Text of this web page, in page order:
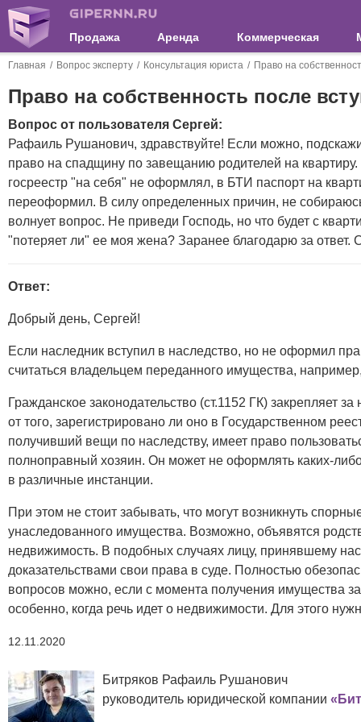
Продажа Аренда Коммерческая
Главная Вопрос эксперту Консультация юриста Право на
Право на собственность после
Вопрос от пользователя Сергей:
Рафаиль Рушанович, здравствуйте! Если можно,
право на спадщину по завещанию родителей на
госреестр "на себя" не оформлял, в БТИ паспорт на
переоформил. В силу определенных причин, не
волнует вопрос. Не приведи Господь, но что будет с
"потеряет ли" ее моя жена? Заранее благодарю за ответ.
Ответ:
Добрый день, Сергей!
Если наследник вступил в наследство, но не оформил
считаться владельцем переданного имущества,
Гражданское законодательство (ст.1152 ГК) закрепляет
от того, зарегистрировано ли оно в Государственном
получивший вещи по наследству, имеет право
полноправный хозяин. Он может не оформлять каких-
в различные инстанции.
При этом не стоит забывать, что могут возникнуть
унаследованного имущества. Возможно, объявятся
недвижимость. В подобных случаях лицу, принявшему
доказательствами свои права в суде. Полностью
вопросов можно, если с момента получения имущества
особенно, когда речь идет о недвижимости. Для этого
12.11.2020
Битряков Рафаиль Рушанович
руководитель юридической компании